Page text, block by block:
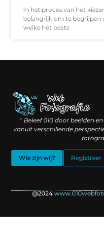
In het proces van het
belangrijk om te begrijpen
welke het beste
” Beleef 010 door beelden
vanuit verschillende
Wie zijn wij? Registreer
@2024